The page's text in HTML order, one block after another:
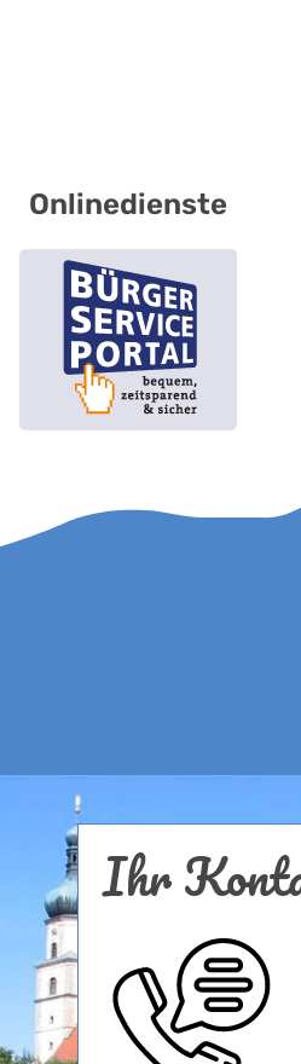
Onlinedienste
Ihr